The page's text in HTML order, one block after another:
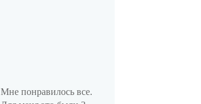
Мне понравилось все.